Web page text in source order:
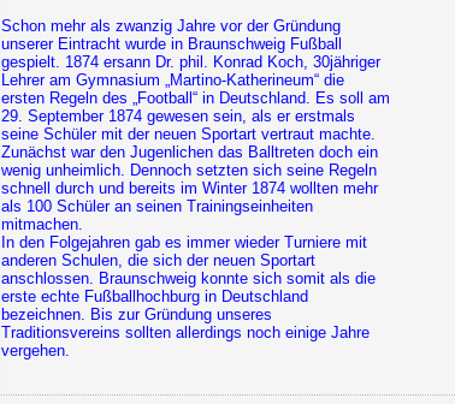
Schon mehr als zwanzig Jahre vor der Gründung
unserer Eintracht wurde in Braunschweig Fußball
gespielt. 1874 ersann Dr. phil. Konrad Koch, 30jähriger
Lehrer am Gymnasium „Martino-Katherineum“ die
ersten Regeln des „Football“ in Deutschland. Es soll am
29. September 1874 gewesen sein, als er erstmals
seine Schüler mit der neuen Sportart vertraut machte.
Zunächst war den Jugenlichen das Balltreten doch ein
wenig unheimlich. Dennoch setzten sich seine Regeln
schnell durch und bereits im Winter 1874 wollten mehr
als 100 Schüler an seinen Trainingseinheiten
mitmachen.
In den Folgejahren gab es immer wieder Turniere mit
anderen Schulen, die sich der neuen Sportart
anschlossen. Braunschweig konnte sich somit als die
erste echte Fußballhochburg in Deutschland
bezeichnen. Bis zur Gründung unseres
Traditionsvereins sollten allerdings noch einige Jahre
vergehen.